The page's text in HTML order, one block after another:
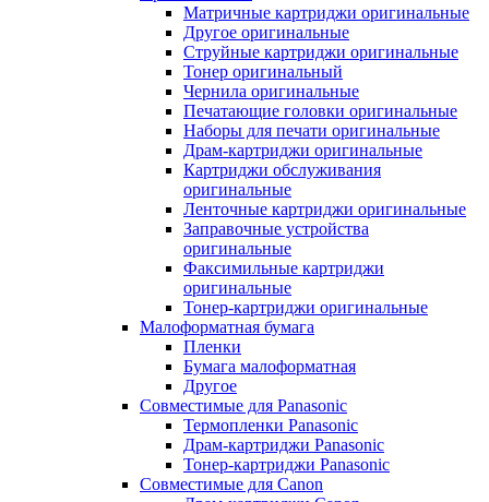
Матричные картриджи оригинальные
Другое оригинальные
Струйные картриджи оригинальные
Тонер оригинальный
Чернила оригинальные
Печатающие головки оригинальные
Наборы для печати оригинальные
Драм-картриджи оригинальные
Картриджи обслуживания
оригинальные
Ленточные картриджи оригинальные
Заправочные устройства
оригинальные
Факсимильные картриджи
оригинальные
Тонер-картриджи оригинальные
Малоформатная бумага
Пленки
Бумага малоформатная
Другое
Совместимые для Panasonic
Термопленки Panasonic
Драм-картриджи Panasonic
Тонер-картриджи Panasonic
Совместимые для Canon